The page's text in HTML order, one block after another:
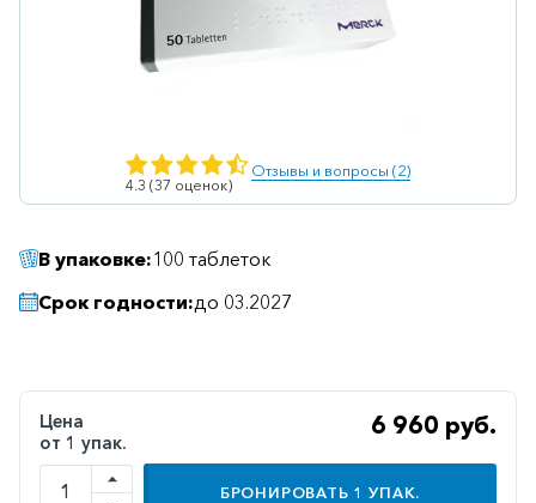
Витаминные
Гепатопротекторы
Диабетические
Желудочно-
кишечные
4.3 (37 оценок)
Отзывы и вопросы (2)
В упаковке:100 таблеток
Срок годности:до 03.2027
Цена
от 1 упак.
6 960 руб.
БРОНИРОВАТЬ 1 УПАК.